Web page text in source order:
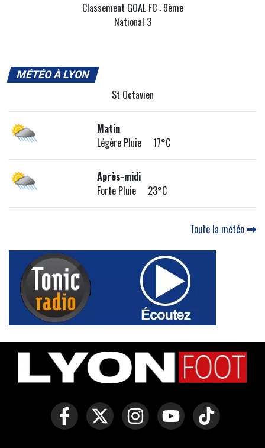
Classement GOAL FC : 9ème
National 3
MÉTÉO À LYON
St Octavien
Matin
Légère Pluie 17°C
Après-midi
Forte Pluie 23°C
Toute la météo